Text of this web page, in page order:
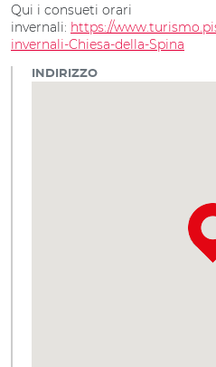
Qui i consueti orari
invernali: https://
invernali-Chiesa-della-Spina
INDIRIZZO